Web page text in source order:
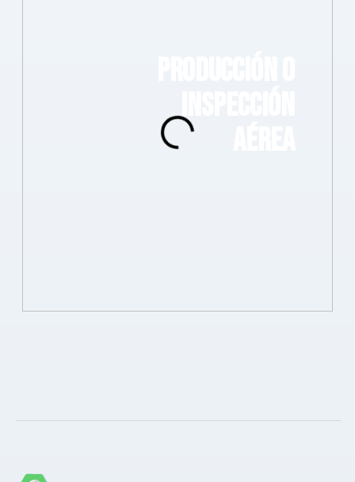
INSPECCIÓN